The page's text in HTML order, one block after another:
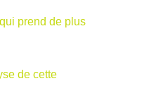
prend de plus
de cette